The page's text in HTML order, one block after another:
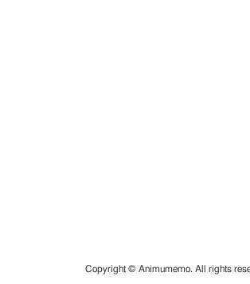
Copyright © Animumemo. All rights